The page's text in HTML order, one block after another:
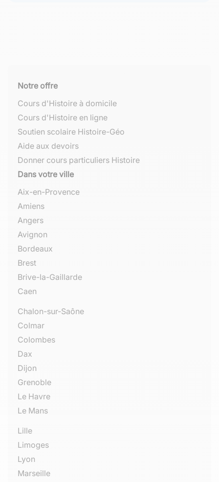
Notre offre
Cours d'Histoire à domicile
Cours d'Histoire en ligne
Soutien scolaire Histoire-Géo
Aide aux devoirs
Donner cours particuliers Histoire
Dans votre ville
Aix-en-Provence
Amiens
Angers
Avignon
Bordeaux
Brest
Brive-la-Gaillarde
Caen
Chalon-sur-Saône
Colmar
Colombes
Dax
Dijon
Grenoble
Le Havre
Le Mans
Lille
Limoges
Lyon
Marseille